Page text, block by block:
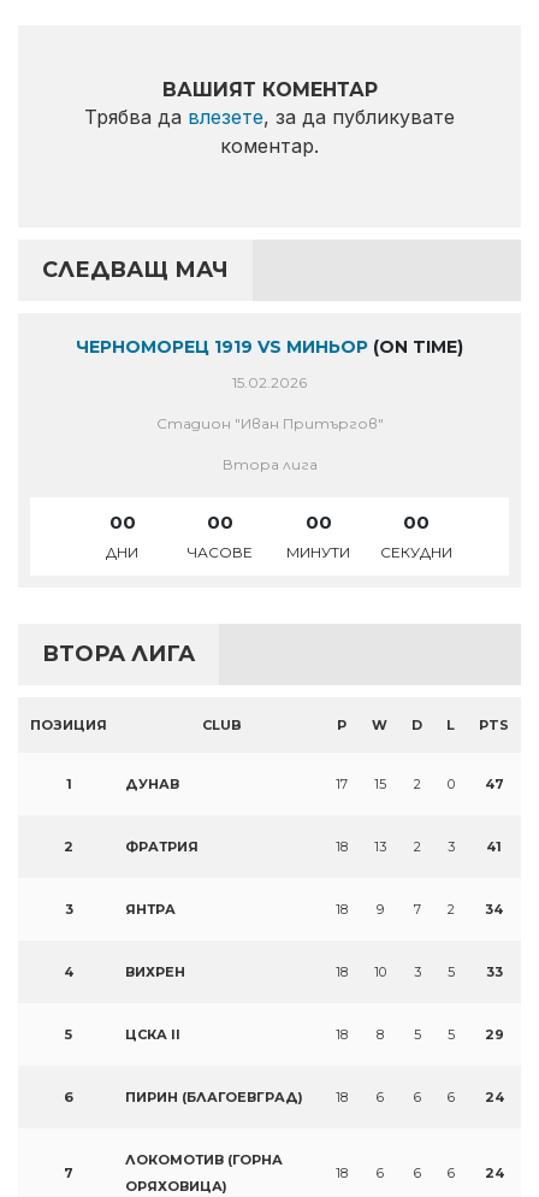
ВАШИЯТ КОМЕНТАР
Трябва да влезете, за да публикувате
коментар.
СЛЕДВАЩ МАЧ
ЧЕРНОМОРЕЦ 1919 VS МИНЬОР (ON TIME)
15.02.2026
Стадион "Иван Притъргов"
Втора лига
00
ДНИ
00
ЧАСОВЕ
00
МИНУТИ
00
СЕКУДНИ
ВТОРА ЛИГА
ПОЗИЦИЯ CLUB P W D L PTS
1 ДУНАВ 17 15 2 0 47
2 ФРАТРИЯ 18 13 2 3 41
3 ЯНТРА 18 9 7 2 34
4 ВИХРЕН 18 10 3 5 33
5 ЦСКА II 18 8 5 5 29
6 ПИРИН (БЛАГОЕВГРАД) 18 6 6 6 24
7
ЛОКОМОТИВ (ГОРНА
ОРЯХОВИЦА)
18 6 6 6 24